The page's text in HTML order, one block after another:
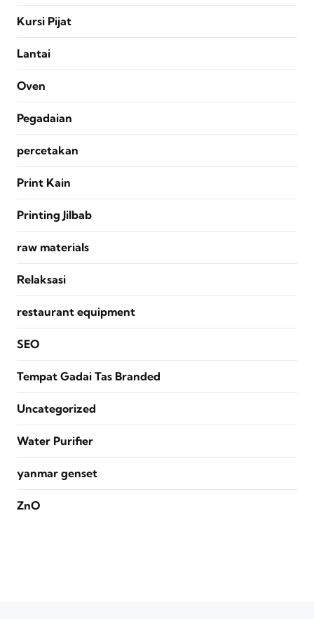
Kursi Pijat
Lantai
Oven
Pegadaian
percetakan
Print Kain
Printing Jilbab
raw materials
Relaksasi
restaurant equipment
SEO
Tempat Gadai Tas Branded
Uncategorized
Water Purifier
yanmar genset
ZnO